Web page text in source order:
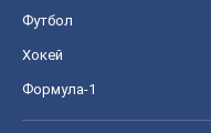
Футбол
Хокей
Формула-1